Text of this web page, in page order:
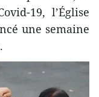
19, l’Église
une semaine